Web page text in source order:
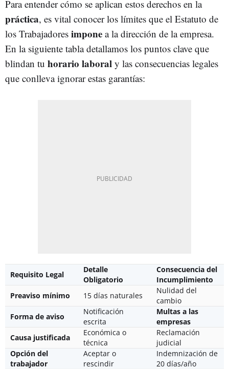
Para entender cómo se aplican estos derechos en la
práctica, es vital conocer los límites que el Estatuto de
los Trabajadores impone a la dirección de la empresa.
En la siguiente tabla detallamos los puntos clave que
blindan tu horario laboral y las consecuencias legales
que conlleva ignorar estas garantías:
Requisito Legal
Detalle
Obligatorio
Consecuencia del
Incumplimiento
Preaviso mínimo
15 días naturales
Nulidad del
cambio
Forma de aviso
Notificación
escrita
Multas a las
empresas
Causa justificada
Económica o
técnica
Reclamación
judicial
Opción del
trabajador
Aceptar o
rescindir
Indemnización de
20 días/año